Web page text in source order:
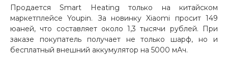
Продается Smart Heating только на китайском
маркетплейсе Youpin. За новинку Xiaomi просит 149
юаней, что составляет около 1,3 тысячи рублей. При
заказе покупатель получает не только шарф, но и
бесплатный внешний аккумулятор на 5000 мАч.